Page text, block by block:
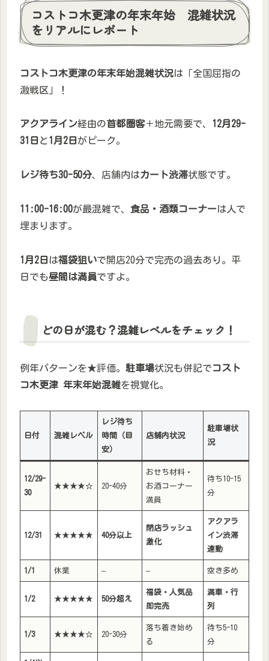
コストコ木更津の年末年始 混雑状況
をリアルにレポート
コストコ木更津の年末年始混雑状況は「全国屈指の
激戦区」！
アクアライン経由の首都圏客＋地元需要で、 12月29-
31日 と 1月2日 がピーク。
レジ待ち30-50分、店舗内はカート渋滞状態です。
11:00-16:00が最混雑で、 食品・酒類コーナーは人で
埋まります。
1月2日 は福袋狙いで開店20分で完売の過去あり。平
日でも昼間は満員ですよ。
どの日が混む？混雑レベルをチェック！
例年パターンを★評価。 駐車場状況も併記でコスト
コ木更津 年末年始混雑を視覚化。
日付 混雑レベル
レジ待ち
時間（目
安）
店舗内状況
駐車場状
況
12/29-
30
★★★★☆ 20-40分
おせち材料・
お酒コーナー
満員
待ち10-15
分
12/31 ★★★★★ 40分以上
閉店ラッシュ
激化
アクアラ
イン渋滞
連動
1/1 休業 – – 空き多め
1/2 ★★★★★ 50分超え
福袋・人気品
即完売
満車・行
列
1/3 ★★★★☆ 20-30分
落ち着き始め
る
待ち5-10
分